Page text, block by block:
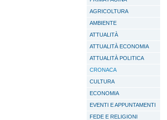
AGRICOLTURA
AMBIENTE
ATTUALITÀ
ATTUALITÀ ECONOMIA
ATTUALITÀ POLITICA
CRONACA
CULTURA
ECONOMIA
EVENTI E APPUNTAMENTI
FEDE E RELIGIONI